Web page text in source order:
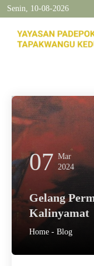
Senin, 10-08-2026
07 Mar
2024
Gelang
Kalinyamat
Home - Blog